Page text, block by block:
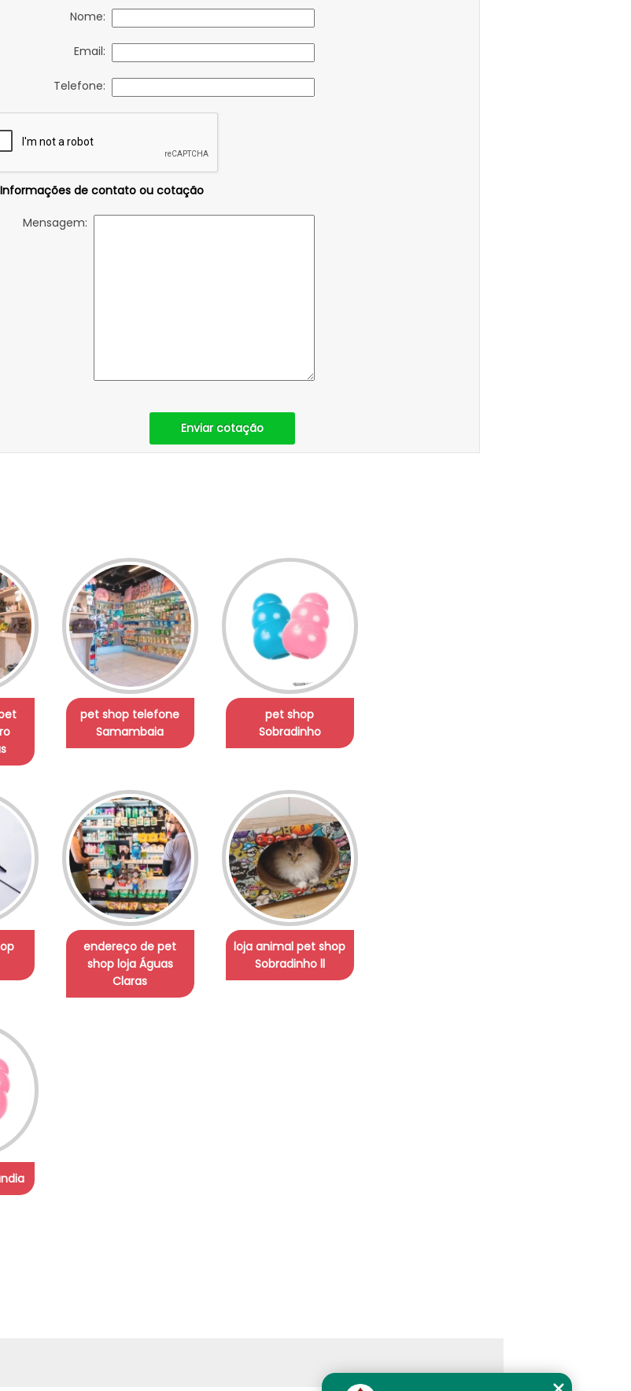
Nome:
Email:
Telefone:
Informações de contato ou cotação
Mensagem:
Enviar cotação
pet shop telefone
Samambaia
pet shop
Sobradinho
endereço de pet
shop loja Águas
Claras
loja animal pet shop
Sobradinho ll